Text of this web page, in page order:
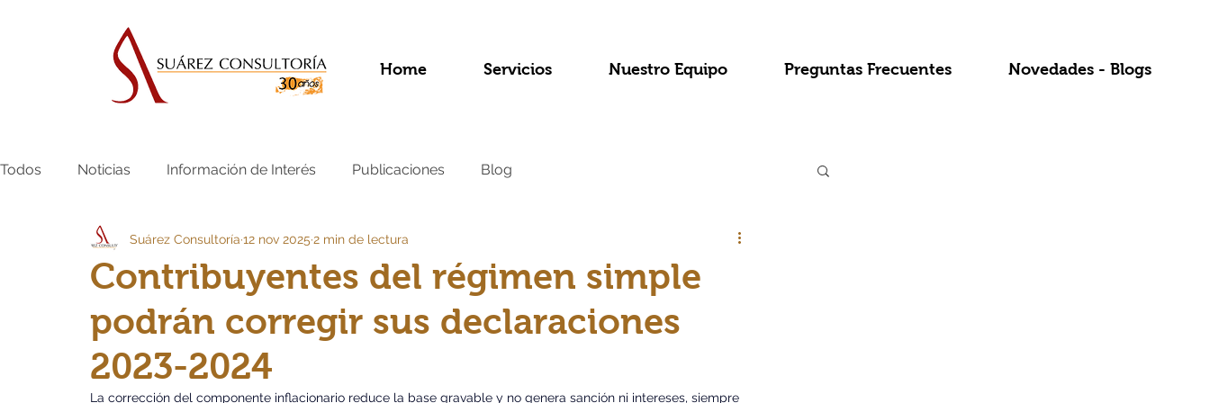
Home Servicios Nuestro Equipo Preguntas Frecuentes Novedades - Blogs
Todos Noticias Información de Interés Publicaciones Blog
Contribuyentes del régimen simple
podrán corregir sus declaraciones
2023-2024
Suárez Consultoría 12 nov 2025 2 min de lectura
La corrección del componente inflacionario reduce la base gravable y no genera sanción ni intereses, siempre